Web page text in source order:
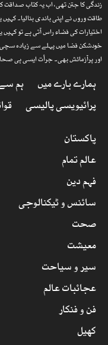
زندگی کا جتن تھی، اب یہ کتاب
طاقت وروں نے اپنی باندی بنالیا۔
اختیارات کی فضاء راس آتی ہے تو
خودشکن فضا میں پہلے سے زیادہ
اور پرآزمائش بھی۔ جرأت ایسی ہی
ہمارے بارے میں ہم
پرائیویسی پالیسی
پاکستان
عالم تمام
فہم دین
سائنس و ٹیکنالوجی
صحت
معیشت
سیر و سیاحت
عجائبات عالم
فن و فنکار
کھیل